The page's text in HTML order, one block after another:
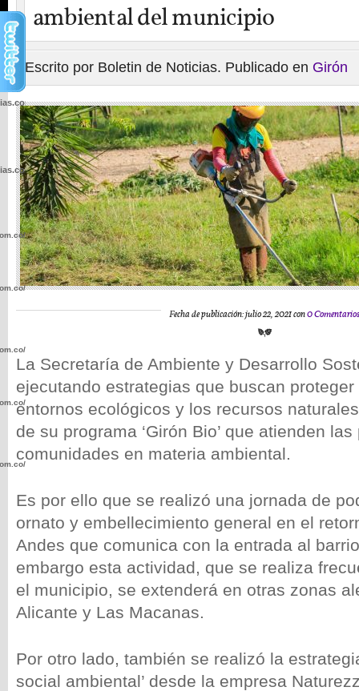
ambiental del municipio
Escrito por Boletin de Noticias. Publicado en Girón
Fecha de publicación: julio 22, 2021 con0 Comentarios
La Secretaría de Ambiente y Desarrollo
ejecutando estrategias que buscan
entornos ecológicos y los recursos
de su programa ‘Girón Bio’ que atienden
comunidades en materia ambiental.
Es por ello que se realizó una jornada de
ornato y embellecimiento general en el
Andes que comunica con la entrada al
embargo esta actividad, que se realiza
el municipio, se extenderá en otras zonas
Alicante y Las Macanas.
Por otro lado, también se realizó la
social ambiental’ desde la empresa
wp-
wp-
wp-
wp-
wp-
wp-
wp-
wp-
wp-